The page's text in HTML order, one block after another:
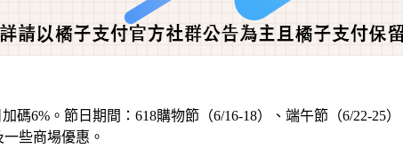
6%。節日期間：618購物節（6/16-18）、端午節（6/22-25
些商場優惠。